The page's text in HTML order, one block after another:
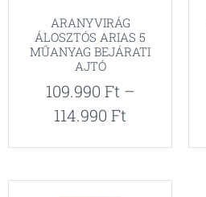
ARANYVIRÁG
ÁLOSZTÓS ARIAS 5
MŰANYAG BEJÁRATI
AJTÓ
109.990 Ft –
114.990 Ft